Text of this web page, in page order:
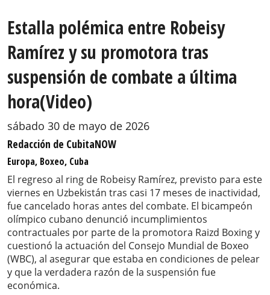
Estalla polémica entre Robeisy
Ramírez y su promotora tras
suspensión de combate a última
hora(Video)
sábado 30 de mayo de 2026
Redacción de CubitaNOW
Europa, Boxeo, Cuba
El regreso al ring de Robeisy Ramírez, previsto para este
viernes en Uzbekistán tras casi 17 meses de inactividad,
fue cancelado horas antes del combate. El bicampeón
olímpico cubano denunció incumplimientos
contractuales por parte de la promotora Raizd Boxing y
cuestionó la actuación del Consejo Mundial de Boxeo
(WBC), al asegurar que estaba en condiciones de pelear
y que la verdadera razón de la suspensión fue
económica.